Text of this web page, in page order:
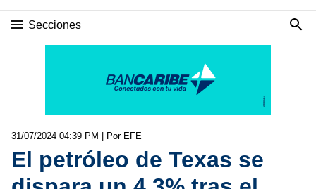
Secciones
31/07/2024 04:39 PM | Por EFE
El petróleo de Texas se